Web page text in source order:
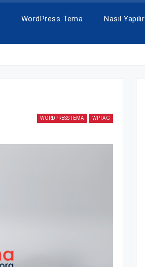
WordPress Tema Nasıl Yapılır
WORDPRESS TEMA WPTAG